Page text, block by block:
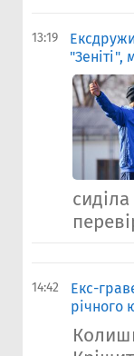
13:19
14:42
Екс-
річного